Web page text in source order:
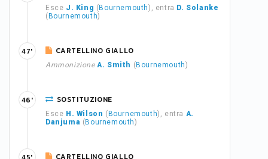
Esce J. King ( Bournemouth), entra D. Solanke
( Bournemouth)
CARTELLINO GIALLO
Ammonizione A. Smith ( Bournemouth)
47'
SOSTITUZIONE
Esce H. Wilson ( Bournemouth), entra A.
Danjuma ( Bournemouth)
46'
CARTELLINO GIALLO